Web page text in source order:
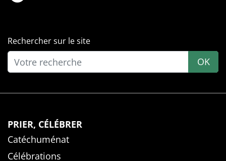
Rechercher sur le site
OK
PRIER, CÉLÉBRER
Catéchuménat
Célébrations